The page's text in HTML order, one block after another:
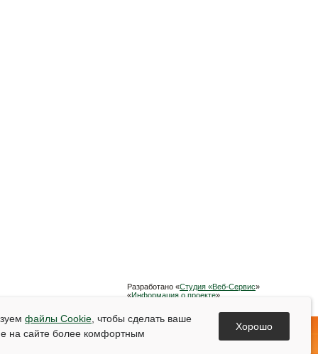
Разработано «Студия «Веб-Сервис»
«Информация о проекте»
файлы Cookie , чтобы сделать ваше
на сайте более комфортным
Хорошо